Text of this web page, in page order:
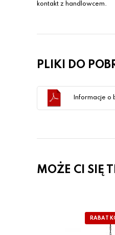
kontakt z handlowcem.
PLIKI DO
Informacje o
MOŻE CI SIĘ